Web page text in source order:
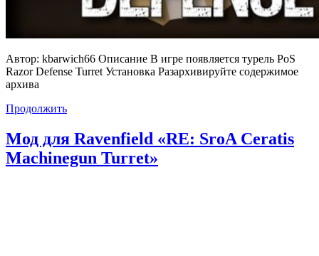
Автор: kbarwich66 Описание В игре появляется турель PoS
Razor Defense Turret Установка Разархивируйте содержимое
архива
Продолжить
Мод для Ravenfield «RE: SroA Ceratis
Machinegun Turret»